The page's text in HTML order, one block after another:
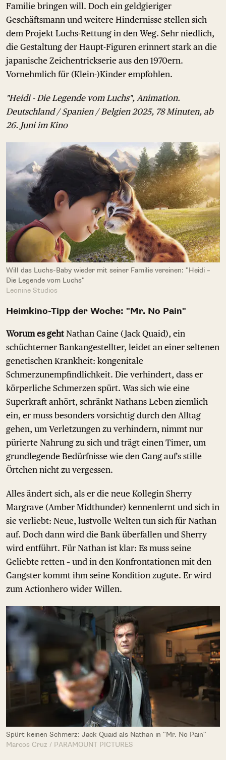
Familie bringen will. Doch ein geldgieriger
Geschäftsmann und weitere Hindernisse stellen sich
dem Projekt Luchs-Rettung in den Weg. Sehr niedlich,
die Gestaltung der Haupt-Figuren erinnert stark an die
japanische Zeichentrickserie aus den 1970ern.
Vornehmlich für (Klein-)Kinder empfohlen.
"Heidi - Die Legende vom Luchs", Animation.
Deutschland / Spanien / Belgien 2025, 78 Minuten, ab
26. Juni im Kino
Will das Luchs-Baby wieder mit seiner Familie vereinen: "Heidi –
Die Legende vom Luchs"
Leonine Studios
Heimkino-Tipp der Woche: "Mr. No Pain"
Worum es gehtNathan Caine (Jack Quaid), ein
schüchterner Bankangestellter, leidet an einer seltenen
genetischen Krankheit: kongenitale
Schmerzunempfindlichkeit. Die verhindert, dass er
körperliche Schmerzen spürt. Was sich wie eine
Superkraft anhört, schränkt Nathans Leben ziemlich
ein, er muss besonders vorsichtig durch den Alltag
gehen, um Verletzungen zu verhindern, nimmt nur
pürierte Nahrung zu sich und trägt einen Timer, um
grundlegende Bedürfnisse wie den Gang auf's stille
Örtchen nicht zu vergessen.
Alles ändert sich, als er die neue Kollegin Sherry
Margrave (Amber Midthunder) kennenlernt und sich in
sie verliebt: Neue, lustvolle Welten tun sich für Nathan
auf. Doch dann wird die Bank überfallen und Sherry
wird entführt. Für Nathan ist klar: Es muss seine
Geliebte retten – und in den Konfrontationen mit den
Gangster kommt ihm seine Kondition zugute. Er wird
zum Actionhero wider Willen.
Spürt keinen Schmerz: Jack Quaid als Nathan in "Mr. No Pain"
Marcos Cruz / PARAMOUNT PICTURES